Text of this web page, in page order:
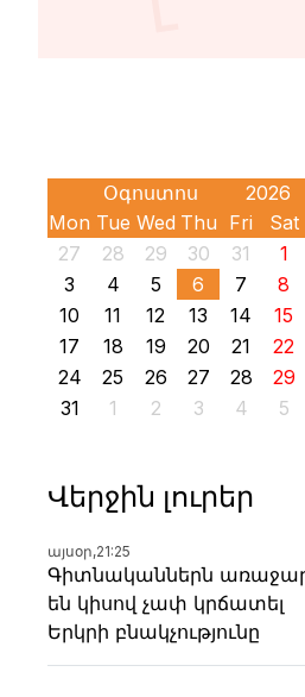
Mon Tue Wed Thu Fri Sat
27
28 29 30 31 1
3
4 5 6 7 8
10
11 12 13 14 15
17
18 19 20 21 22
24
25 26 27 28 29
31
1 2 3 4 5
Վերջին լուրեր
այսօր,21:25
Գիտնականներն
են կիսով չափ կրճատել
Երկրի բնակչությունը